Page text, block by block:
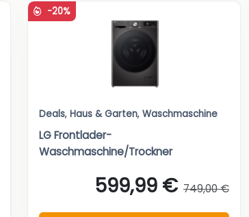
-20%
Deals, Haus & Garten, Waschmaschine
LG Frontlader-
Waschmaschine/Trockner
599,99 € 749,00 €